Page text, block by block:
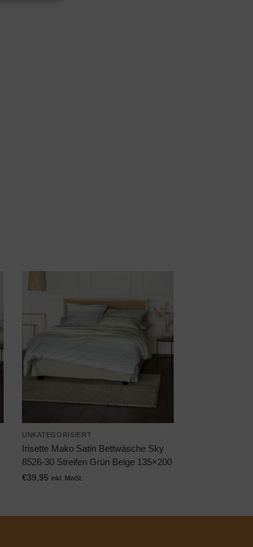
UNKATEGORISIERT
Irisette Mako Satin Bettwäsche Sky
8526-30 Streifen Grün Beige 135×200
€39,95 inkl. MwSt.